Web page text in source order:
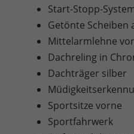
Start-Stopp-
Getönte Scheiben
Mittelarmlehne
Dachreling in
Dachträger silber
Sportsitze vorne
Sportfahrwerk